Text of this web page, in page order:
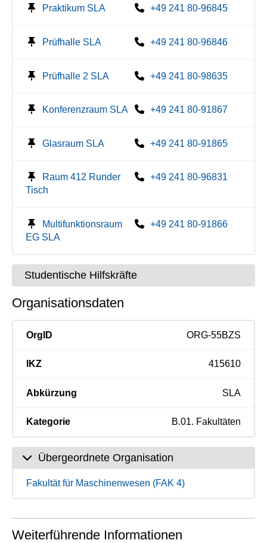
Praktikum SLA +49 241 80-96845
Prüfhalle SLA +49 241 80-96846
Prüfhalle 2 SLA +49 241 80-98635
Konferenzraum SLA +49 241 80-91867
Glasraum SLA +49 241 80-91865
Raum 412 Runder
Tisch
+49 241 80-96831
Multifunktionsraum
EG SLA
+49 241 80-91866
Studentische Hilfskräfte
Organisationsdaten
OrgID ORG-55BZS
IKZ 415610
Abkürzung SLA
Kategorie B.01. Fakultäten
Übergeordnete Organisation
Fakultät für Maschinenwesen (FAK 4)
Weiterführende Informationen